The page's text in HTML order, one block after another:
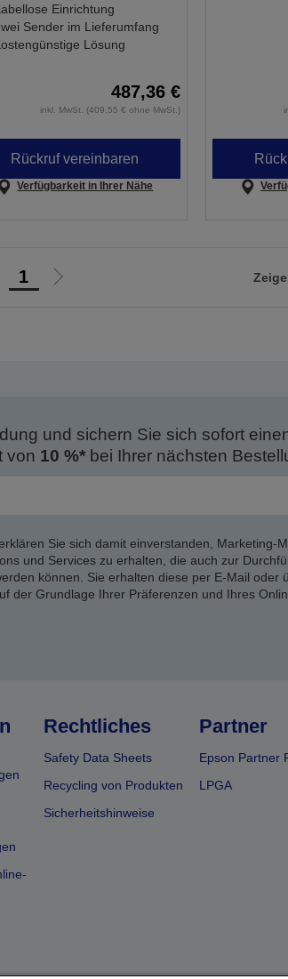
Einrichtung
Sender im Lieferumfang
Lösung
487,36 €
inkl. MwSt. (409,55 € ohne MwSt.)
Rückruf vereinbaren
Verfügbarkeit in Ihrer Nähe
1
Zur
und sichern Sie sich sofort
von 10 %*bei Ihrer nächsten
Sie sich damit einverstanden, Marketing-
und Services zu erhalten, die auch zur
können. Sie erhalten diese per E-Mail oder
der Grundlage Ihrer Präferenzen und Ihres
Rechtliches
Safety Data Sheets
Recycling von Produkten
Sicherheitshinweise
Partner
Epson Partner
LPGA